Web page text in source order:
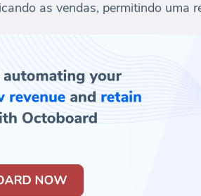
as vendas, permitindo uma